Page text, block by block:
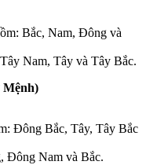
Bắc, Nam, Đông và
Nam, Tây và Tây Bắc.
Mệnh)
Đông Bắc, Tây, Tây Bắc
Đông Nam và Bắc.